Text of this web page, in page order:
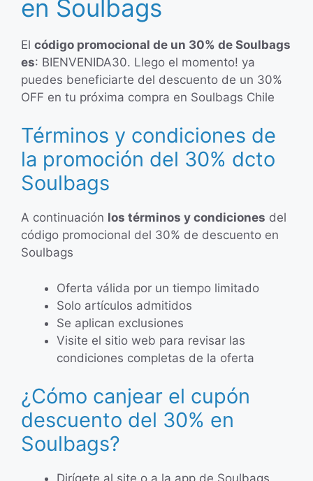
en Soulbags
El código promocional de un 30% de Soulbags
es: BIENVENIDA30. Llego el momento! ya
puedes beneficiarte del descuento de un 30%
OFF en tu próxima compra en Soulbags Chile
Términos y condiciones de
la promoción del 30% dcto
Soulbags
A continuación los términos y condiciones del
código promocional del 30% de descuento en
Soulbags
Oferta válida por un tiempo limitado
Solo artículos admitidos
Se aplican exclusiones
Visite el sitio web para revisar las
condiciones completas de la oferta
¿Cómo canjear el cupón
descuento del 30% en
Soulbags?
Dirígete al site o a la app de Soulbags